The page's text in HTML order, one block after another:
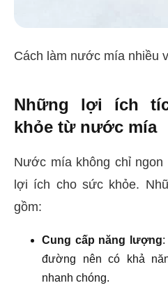
Cách làm nước mía nhiều
Những lợi ích
khỏe từ nước mía
Nước mía không chỉ ngon
lợi ích cho sức khỏe.
gồm:
Cung cấp năng lượng
đường nên có khả
nhanh chóng.